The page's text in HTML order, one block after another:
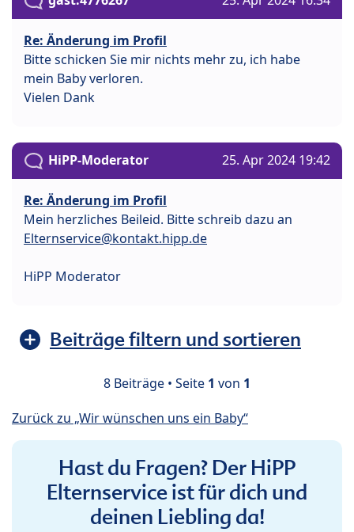
Re: Änderung im Profil
Bitte schicken Sie mir nichts mehr zu, ich habe
mein Baby verloren.
Vielen Dank
HiPP-Moderator 25. Apr 2024 19:42
Re: Änderung im Profil
Mein herzliches Beileid. Bitte schreib dazu an
Elternservice@kontakt.hipp.de
HiPP Moderator
Beiträge filtern und sortieren
8 Beiträge • Seite 1 von 1
Zurück zu „Wir wünschen uns ein Baby“
Hast du Fragen? Der HiPP
Elternservice ist für dich und
deinen Liebling da!